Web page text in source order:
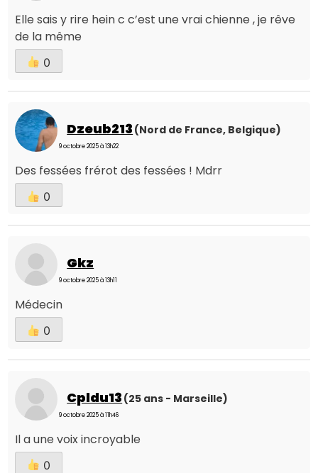
Elle sais y rire hein c c’est une vrai chienne , je rêve
de la même
0
Dzeub213 (Nord de France, Belgique)
9 octobre 2025 à 13h22
Des fessées frérot des fessées ! Mdrr
0
Gkz
9 octobre 2025 à 13h11
Médecin
0
Cpldu13 (25 ans - Marseille)
9 octobre 2025 à 11h46
Il a une voix incroyable
0